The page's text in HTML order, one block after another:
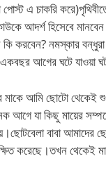
এ চাকরি
আদর্শ হিসেবে
করবেন? নমস্কার
আগের ঘটে যাওয়া
মাকে আমি ছোটো
যা কিছু মায়ের
বাবা আমাদের
করেছে।তখন থেকেই